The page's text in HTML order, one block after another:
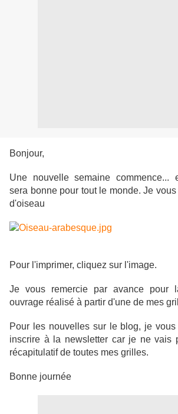
Bonjour,
Une nouvelle semaine commence...
sera bonne pour tout le monde. Je
d'oiseau
Pour l'imprimer, cliquez sur l'image.
Je vous remercie par avance pour
ouvrage réalisé à partir d'une de mes
Pour les nouvelles sur le blog, je
inscrire à la newsletter car je ne vais
récapitulatif de toutes mes grilles.
Bonne journée